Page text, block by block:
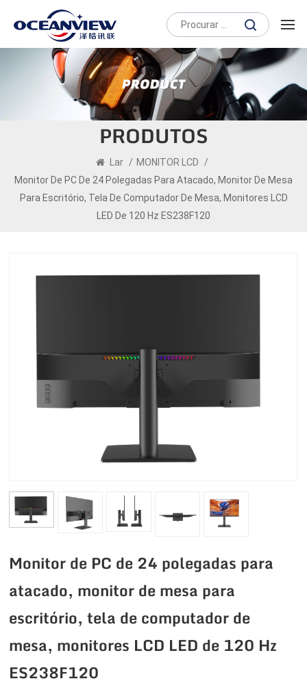
PRODUTOS
Lar / MONITOR LCD
/
Monitor De PC De 24 Polegadas Para Atacado, Monitor De Mesa
Para Escritório, Tela De Computador De Mesa, Monitores LCD
LED De 120 Hz ES238F120
Monitor de PC de 24 polegadas para
atacado, monitor de mesa para
escritório, tela de computador de
mesa, monitores LCD LED de 120 Hz
ES238F120